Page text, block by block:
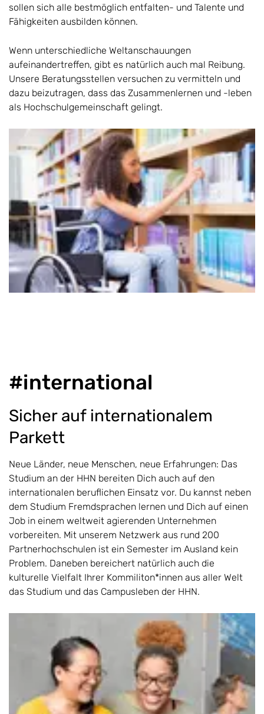
sollen sich alle bestmöglich entfalten- und Talente und
Fähigkeiten ausbilden können.
Wenn unterschiedliche Weltanschauungen
aufeinandertreffen, gibt es natürlich auch mal Reibung.
Unsere Beratungsstellen versuchen zu vermitteln und
dazu beizutragen, dass das Zusammenlernen und -leben
als Hochschulgemeinschaft gelingt.
#international
Sicher auf internationalem
Parkett
Neue Länder, neue Menschen, neue Erfahrungen: Das
Studium an der HHN bereiten Dich auch auf den
internationalen beruflichen Einsatz vor. Du kannst neben
dem Studium Fremdsprachen lernen und Dich auf einen
Job in einem weltweit agierenden Unternehmen
vorbereiten. Mit unserem Netzwerk aus rund 200
Partnerhochschulen ist ein Semester im Ausland kein
Problem. Daneben bereichert natürlich auch die
kulturelle Vielfalt Ihrer Kommiliton*innen aus aller Welt
das Studium und das Campusleben der HHN.